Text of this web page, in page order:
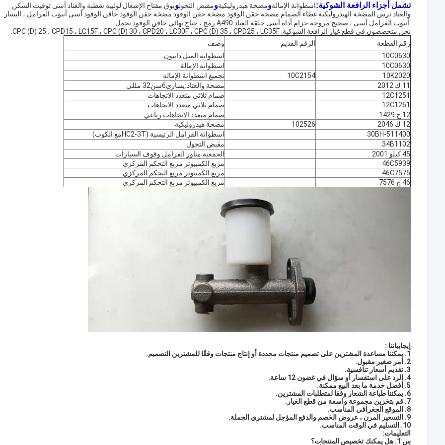
تشمل أجزاء الرافعة الشوكية:اسطوانة الإمالةومضخة هيدروليكيةومقبض التحولوبوق مفتاح الإشعال لولبية شطبة والعتاد آسى توقيت السكن
والعتاد ترس المضخة الهيدروليكية غطاء الصمام مضخة حقن الوقود مضخة حقن الوقود مضخة حقن الوقود حاقن الوقود آسى أنبوب الفرامل ، اليسار
أنبوب الفرامل آسى ، صحيح مروحة حزام أداة آسى حلقة العتاد A490 رمح ، جناح نهائي حاقن الوقود تحمل
نحن متخصصون في قطع غيار الرافعة الشوكية: CPC (D) 25 ، CPD15 ، LC15F ، CPC (D) 30 ، CPD20 ، LC30F ، CPC (D) 35 ، CPD25 ، LC35F.
رقم القطعة
الرقم القديم
وصف
10C0630
اسطوانة الميل دايتون
10C0630
اسطوانة الإمالة
10K2020
10C2154
تجميع اسطوانة الإمالة
11 ك 2012
مضخة والعتاد؛يساري6سن32 مللي
12C1251
صمام ثلاثي متعدد الاتجاهات
12C1251
صمام ثلاثي متعدد الاتجاهات
12 ج 1429
صمام متعدد الاتجاهات رباعي
12 ك 2046
102526
مضخة هيدروليكية
30BH-511400
اسطوانة الفرامل الرئيسية (HC2-3Tمع الكوب)
34B1102
مقبض التحول
45 كيلو 2001
الجمعية مناور الفرامل وقوف السيارات
46C5939
مربع الكمبيوتر مربع التحكم المركزي
46C7575
مربع الكمبيوتر مربع التحكم المركزي
46 ج 7576
مربع الكمبيوتر مربع التحكم المركزي
إيجابياتنا :
1. يمكننا مساعدة المشترين على تصميم منتجات محددة أو إنتاج منتجات وفقًا للمشترين
التصميم.
2. أمر صغير مقبول.
3. تقديم أسعار تنافسية.
4. الرد على استفسار أو سؤال في غضون 12 ساعة.
5. أفضل خدمة ما بعد البيع ممكنة.
6. يمكننا طباعة الشعار وفقا لمتطلبات المشترين.
7. قم بتخزين مجموعة واسعة من قطع الغيار.
8. الموقع الجغرافي المناسب.
9. التسعير المرن ، عروض الخصم والدفع المؤجل لمشتري الجملة.
10. التسليم في الوقت المناسب.
التعليمات:
س 1.
هل يمكنك تخصيص المنتجات؟